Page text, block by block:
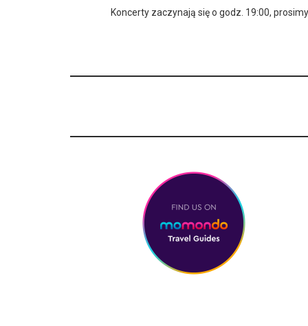
Koncerty zaczynają się o godz. 19:00,